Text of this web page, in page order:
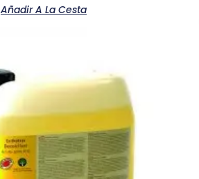
Añadir A La Cesta